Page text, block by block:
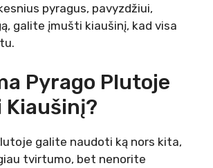
pyragus, pavyzdžiui,
galite įmušti kiaušinį, kad visa
Pyrago Plutoje
Kiaušinį?
galite naudoti ką nors kita,
tvirtumo, bet nenorite